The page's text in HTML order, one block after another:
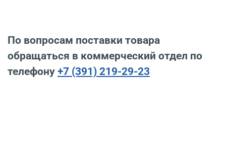
По вопросам поставки товара
обращаться в коммерческий отдел по
телефону +7 (391) 219-29-23